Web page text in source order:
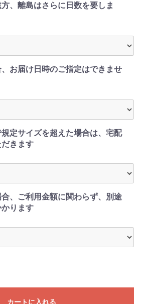
、離島はさらに日数を要しま
お届け日時のご指定はできませ
定サイズを超えた場合は、宅配
きます
、ご利用金額に関わらず、別途
かります
カートに入れる